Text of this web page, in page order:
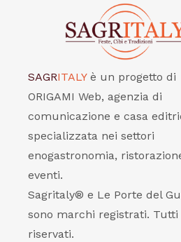
SAGRITALY è un progetto di
ORIGAMI Web, agenzia di
comunicazione e casa
specializzata nei settori
enogastronomia,
eventi.
Sagritaly® e Le Porte del
sono marchi registrati.
riservati.